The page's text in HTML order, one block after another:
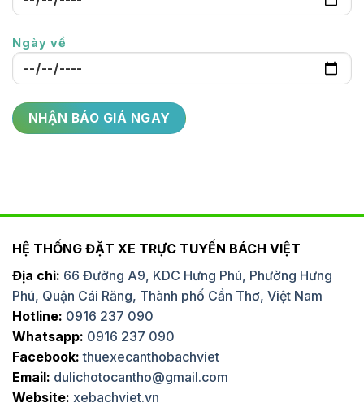
Ngày về
HỆ THỐNG ĐẶT XE TRỰC TUYẾN BÁCH VIỆT
Địa chỉ: 66 Đường A9, KDC Hưng Phú, Phường Hưng
Phú, Quận Cái Răng, Thành phố Cần Thơ, Việt Nam
Hotline: 0916 237 090
Whatsapp: 0916 237 090
Facebook: thuexecanthobachviet
Email: dulichotocantho@gmail.com
Website: xebachviet.vn